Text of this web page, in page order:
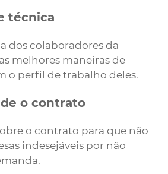
técnica
dos colaboradores da
melhores maneiras de
o perfil de trabalho deles.
o contrato
o contrato para que não
indesejáveis por não